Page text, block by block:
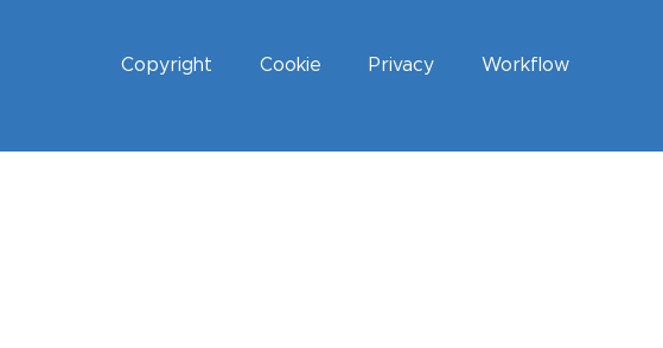
Copyright Cookie Privacy Workflow